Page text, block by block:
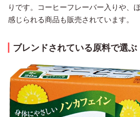
りです。コーヒーフレーバー入りや、
感じられる商品も販売されています。
ブレンドされている原料で選ぶ